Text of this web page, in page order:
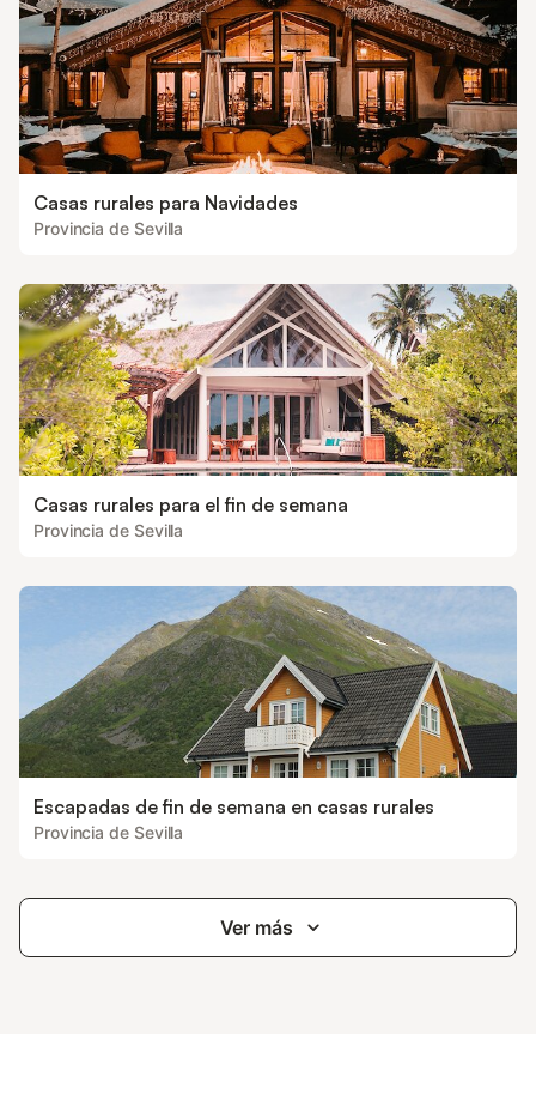
Casas rurales para Navidades
Provincia de Sevilla
Casas rurales para el fin de semana
Provincia de Sevilla
Escapadas de fin de semana en casas rurales
Provincia de Sevilla
Ver más